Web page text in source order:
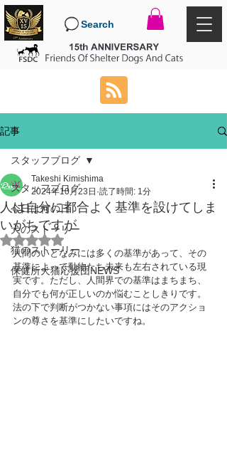
Search
記事
スタッフブログ
今日は何の日
犬のストーリー
猫のストーリー
保健所犬猫応援団NEWS
スタッフブログ
人は自分に都合よく基準を設けてしま
いがちですが
Takeshi Kimishima
2024年10月23日 読了時間: 1分
5つ星のうちNaNと評価されています。
人間のいとなみには多くの基準があって、その
基準によって動物たち未来も左右されている現
実です。ただし、人間界での基準はまちまち、
自分でも何が正しいのか悩むことしきりです。
法の下で判断がつかない事項にはそのアクショ
ンの尊さを基準にしたいですね。